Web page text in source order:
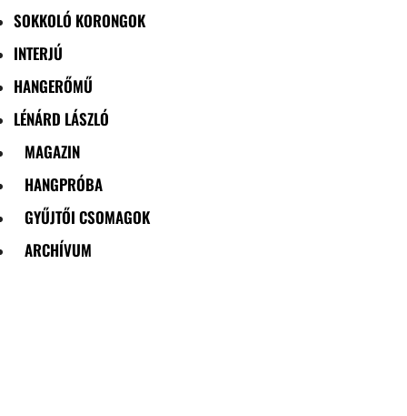
SOKKOLÓ KORONGOK
INTERJÚ
HANGERŐMŰ
LÉNÁRD LÁSZLÓ
MAGAZIN
HANGPRÓBA
GYŰJTŐI CSOMAGOK
ARCHÍVUM